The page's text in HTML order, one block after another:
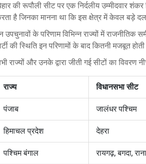
की रूपौली सीट पर एक निर्दलीय उम्मीदवार
है जिनका मानना था कि इस क्षेत्र में केवल बड़े
उपचुनावों के परिणाम विभिन्न राज्यों में
की स्थिति इन परिणामों के बाद कितनी मजबूत
राज्यों और उनके द्वारा जीती गई सीटों का विवरण
राज्य विधानसभा सीट
पंजाब जालंधर पश्चिम
हिमाचल प्रदेश देहरा
पश्चिम बंगाल रायगढ़, बगदा,